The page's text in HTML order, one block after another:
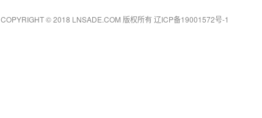
COPYRIGHT © 2018 LNSADE.COM 版权所有辽ICP备19001572号-1